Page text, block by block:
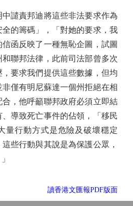
譴責邦迪將這些非法要求作為
全的籌碼」，「對她的要求，我
函反映了一種無恥企圖，試圖
聯邦法律，此前司法部曾多次
要求我們提供這些數據，但均
僅有明尼蘇達一個州拒絕在相
，他呼籲聯邦政府必須立即結
導致死亡事件的佔領，「移民
量行動方式是危險及破壞穩定
些行動與其說是為保護公眾，
讀香港文匯報PDF版面